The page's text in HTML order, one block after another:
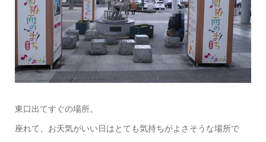
東口出てすぐの場所。
座れて、お天気がいい日はとても気持ちがよさそうな場所で